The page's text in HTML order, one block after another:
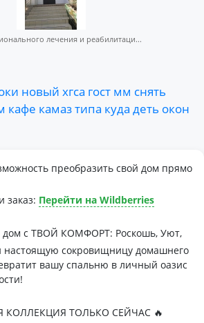
лечения и реабилитаци...
новый хгса гост мм снять
кафе камазтипа куда деть окон
преобразить свой дом прямо
заказ: Перейти на Wildberries
дом с ТВОЙ КОМФОРТ: Роскошь, Уют,
настоящую сокровищницу домашнего
вашу спальню в личный оазис
ТОЛЬКО СЕЙЧАС 🔥